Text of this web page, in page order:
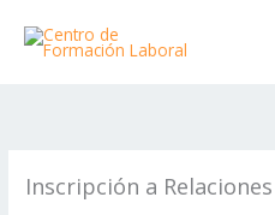
Inscripción a